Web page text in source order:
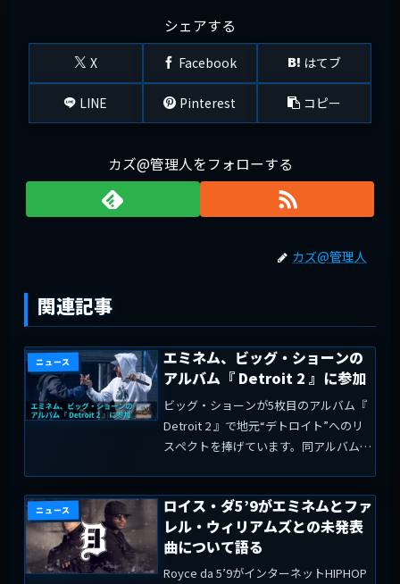
シェアする
X Facebook はてブ
LINE Pinterest コピー
カズ@管理人をフォローする
カズ@管理人
関連記事
ニュース
エミネム、ビッグ・ショーンの
アルバム『 Detroit 2 』に参加
ビッグ・ショーンが5枚目のアルバム『
Detroit 2 』で地元“デトロイト”へのリ
スペクトを捧げています。同アルバムに
ヒップホップ・スターを数...
ニュース
ロイス・ダ5’9がエミネムとファ
レル・ウィリアムズとの未発表
曲について語る
Royce da 5’9がインターネットHIPHOP